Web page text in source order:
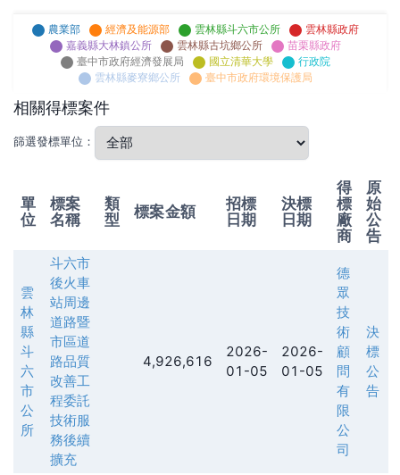
農業部 經濟及能源部 雲林縣斗六市公所
雲林縣政府
嘉義縣大林鎮公所
雲林縣古坑鄉公所
苗栗縣政府
臺中市政府經濟發展局
國立清華大學
行政院
雲林縣麥寮鄉公所
臺中市政府環境保護局
相關得標案件
篩選發標單位：
單
位
標案
名稱
類
型
標案金額
招標
日期
決標
日期
得
標
廠
商
原
始
公
告
雲
林
縣
斗
六
市
公
所
斗六市
後火車
站周邊
道路暨
市區道
路品質
改善工
程委託
技術服
務後續
擴充
4,926,616
2026-
01-05
2026-
01-05
德
眾
技
術
顧
問
有
限
公
司
決
標
公
告